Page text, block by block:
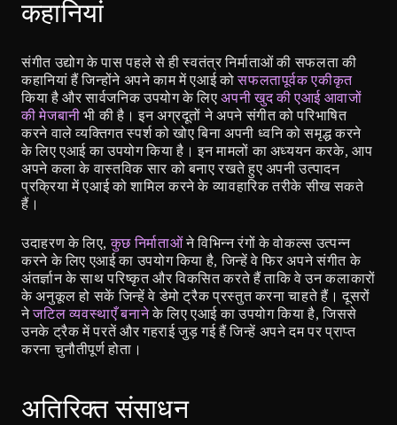
कहानियां
संगीत उद्योग के पास पहले से ही स्वतंत्र निर्माताओं की सफलता की
कहानियां हैं जिन्होंने अपने काम में एआई को सफलतापूर्वक एकीकृत
किया है और सार्वजनिक उपयोग के लिए अपनी खुद की एआई आवाजों
की मेजबानी भी की है। इन अग्रदूतों ने अपने संगीत को परिभाषित
करने वाले व्यक्तिगत स्पर्श को खोए बिना अपनी ध्वनि को समृद्ध करने
के लिए एआई का उपयोग किया है। इन मामलों का अध्ययन करके, आप
अपने कला के वास्तविक सार को बनाए रखते हुए अपनी उत्पादन
प्रक्रिया में एआई को शामिल करने के व्यावहारिक तरीके सीख सकते
हैं।
उदाहरण के लिए, कुछ निर्माताओं ने विभिन्न रंगों के वोकल्स उत्पन्न
करने के लिए एआई का उपयोग किया है, जिन्हें वे फिर अपने संगीत के
अंतर्ज्ञान के साथ परिष्कृत और विकसित करते हैं ताकि वे उन कलाकारों
के अनुकूल हो सकें जिन्हें वे डेमो ट्रैक प्रस्तुत करना चाहते हैं। दूसरों
ने जटिल व्यवस्थाएँ बनाने के लिए एआई का उपयोग किया है, जिससे
उनके ट्रैक में परतें और गहराई जुड़ गई हैं जिन्हें अपने दम पर प्राप्त
करना चुनौतीपूर्ण होता।
अतिरिक्त संसाधन